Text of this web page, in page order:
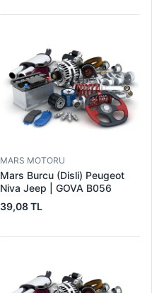
MARS MOTORU
Mars Burcu (Disli) Peugeot
Niva Jeep | GOVA B056
39,08 TL